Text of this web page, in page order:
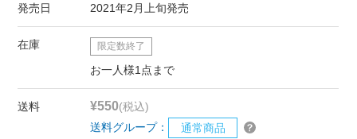
発売日 2021年2月上旬発売
在庫 限定数終了
お一人様1点まで
送料 ¥550(税込)
送料グループ：
通常商品